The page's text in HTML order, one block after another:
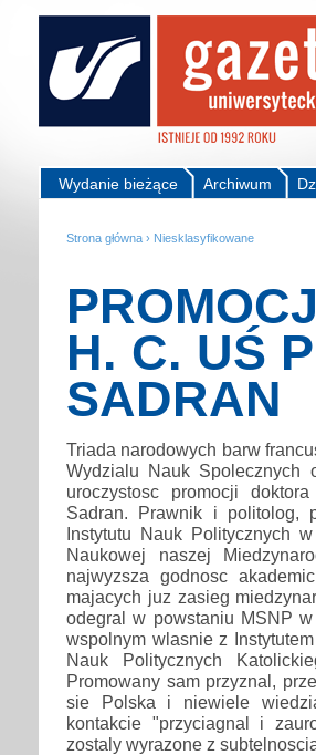
Archiwum
Wydanie bieżące
Strona główna › Niesklasyfikowane
H. C. UŚ
SADRAN
Triada narodowych barw
Wydzialu Nauk Spolecznych
uroczystosc promocji
Sadran. Prawnik i politolog,
Instytutu Nauk Politycznych
Naukowej naszej
najwyzsza godnosc
majacych juz zasieg
odegral w powstaniu MSNP
wspolnym wlasnie z
Nauk Politycznych
Promowany sam przyznal,
sie Polska i niewiele
kontakcie "przyciagnal i
zostaly wyrazone z